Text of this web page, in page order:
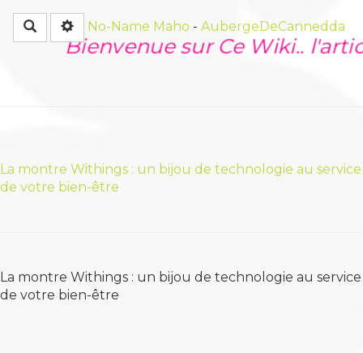
RechercherNo-Name Maho - AubergeDeCannedda
Bienvenue sur Ce Wiki..
La montre Withings : un bijou de technologie au service
de votre bien-être
La montre Withings : un bijou de technologie au service
de votre bien-être